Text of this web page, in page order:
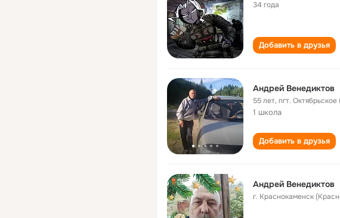
34 года
Добавить в друзья
Андрей Венедиктов
55 лет,пгт.
1 школа
Добавить в друзья
Андрей Венедиктов
г. Краснокаменск